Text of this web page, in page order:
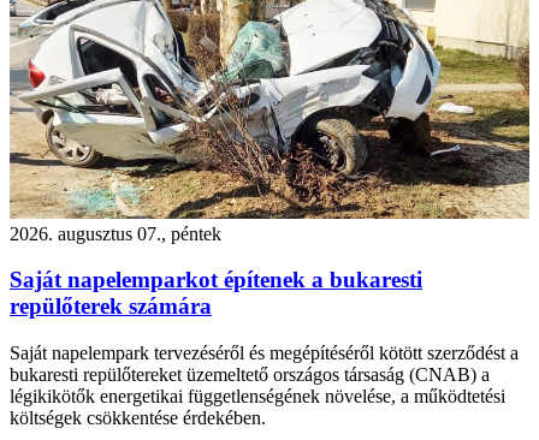
2026. augusztus 07., péntek
Saját napelemparkot építenek a bukaresti
repülőterek számára
Saját napelempark tervezéséről és megépítéséről kötött szerződést a
bukaresti repülőtereket üzemeltető országos társaság (CNAB) a
légikikötők energetikai függetlenségének növelése, a működtetési
költségek csökkentése érdekében.